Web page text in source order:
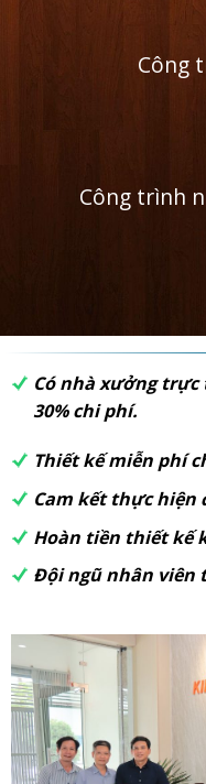
Công
Công trình
Có nhà xưởng
30% chi phí.
Thiết kế miễn phí
Cam kết thực hiện
Hoàn tiền thiết kế
Đội ngũ nhân viên